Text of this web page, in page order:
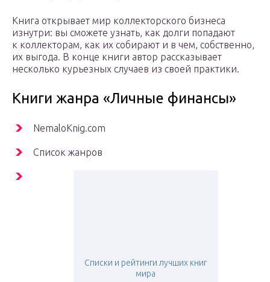
Книга открывает мир коллекторского бизнеса
изнутри: вы сможете узнать, как долги попадают
к коллекторам, как их собирают и в чем, собственно,
их выгода. В конце книги автор рассказывает
несколько курьезных случаев из своей практики.
Книги жанра «Личные финансы»
NemaloKnig.com
Список жанров
Списки и рейтинги лучших книг
мира